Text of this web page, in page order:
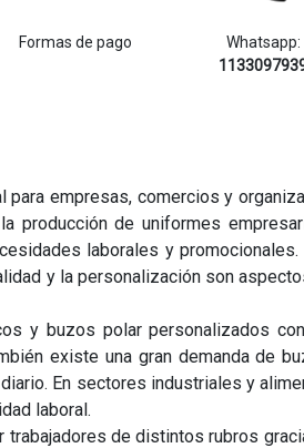
Formas de pago
Whatsapp:
para empresas, comercios y
producción de uniformes
laborales y
y la personalización son
y buzos polar personalizados
existe una gran demanda de
En sectores industriales y
laboral.
trabajadores de distintos rubros